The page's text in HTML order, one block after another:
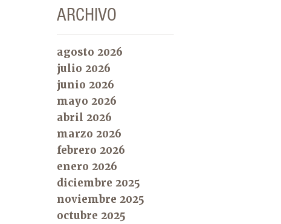
ARCHIVO
agosto 2026
julio 2026
junio 2026
mayo 2026
abril 2026
marzo 2026
febrero 2026
enero 2026
diciembre 2025
noviembre 2025
octubre 2025